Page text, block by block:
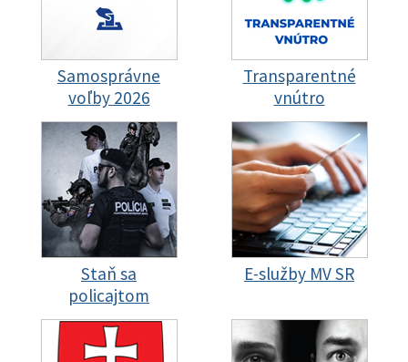
Samosprávne
voľby 2026
Transparentné
vnútro
Staň sa
policajtom
E-služby MV SR